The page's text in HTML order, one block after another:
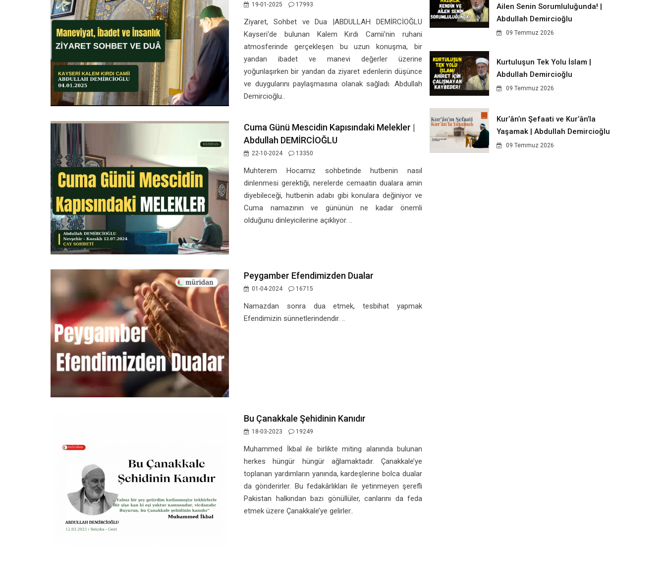
19-01-2025 17993
Ziyaret, Sohbet ve Dua |ABDULLAH DEMİRCİOĞLU
Kayseri'de bulunan Kalem Kırdı Camii'nin ruhani
atmosferinde gerçekleşen bu uzun konuşma, bir
yandan ibadet ve manevi değerler üzerine
yoğunlaşırken bir yandan da ziyaret edenlerin düşünce
ve duygularını paylaşmasına olanak sağladı. Abdullah
Demircioğlu..
Cuma Günü Mescidin Kapısındaki Melekler |
Abdullah DEMİRCİOĞLU
22-10-2024 13350
Muhterem Hocamız sohbetinde hutbenin nasıl
dinlenmesi gerektiği, nerelerde cemaatin dualara amin
diyebileceği, hutbenin adabı gibi konulara değiniyor ve
Cuma namazının ve gününün ne kadar önemli
olduğunu dinleyicilerine açıklıyor. ..
Peygamber Efendimizden Dualar
01-04-2024 16715
Namazdan sonra dua etmek, tesbihat yapmak
Efendimizin sünnetlerindendir. ..
Bu Çanakkale Şehidinin Kanıdır
18-03-2023 19249
Muhammed İkbal ile birlikte miting alanında bulunan
herkes hüngür hüngür ağlamaktadır. Çanakkale’ye
toplanan yardımların yanında, kardeşlerine bolca dualar
da gönderirler. Bu fedakârlıkları ile yetinmeyen şerefli
Pakistan halkından bazı gönüllüler, canlarını da feda
etmek üzere Çanakkale’ye gelirler..
Ailen Senin Sorumluluğunda! |
Abdullah Demircioğlu
09 Temmuz 2026
Kurtuluşun Tek Yolu İslam |
Abdullah Demircioğlu
09 Temmuz 2026
Kur’ân’ın Şefaati ve Kur’ân’la
Yaşamak | Abdullah Demircioğlu
09 Temmuz 2026